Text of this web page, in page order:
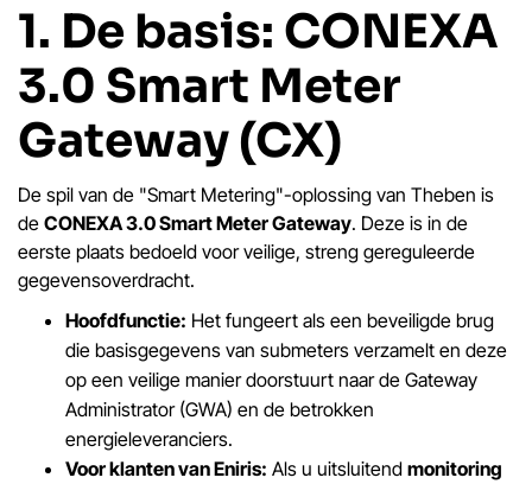
1. De basis: CONEXA
3.0 Smart Meter
Gateway (CX)
De spil van de "Smart Metering"-oplossing van Theben is
de CONEXA 3.0 Smart Meter Gateway. Deze is in de
eerste plaats bedoeld voor veilige, streng gereguleerde
gegevensoverdracht.
Hoofdfunctie: Het fungeert als een beveiligde brug
die basisgegevens van submeters verzamelt en deze
op een veilige manier doorstuurt naar de Gateway
Administrator (GWA) en de betrokken
energieleveranciers.
Voor klanten van Eniris: Als u uitsluitend monitoring